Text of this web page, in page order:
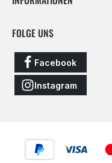
FOLGE UNS
Facebook
Instagram